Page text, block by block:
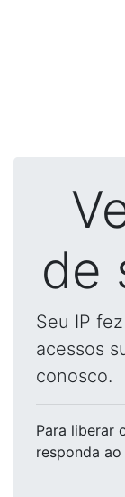
de
Seu IP
acessos
conosco.
Para liberar
responda